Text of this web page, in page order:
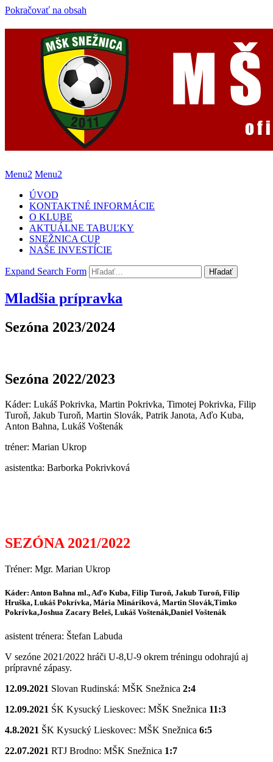
Pokračovať na obsah
Menu2 Menu2
ÚVOD
KONTAKTNÉ INFORMÁCIE
O KLUBE
AKTUÁLNE TABUĽKY
SNEŽNICA CUP
NAŠE INVESTÍCIE
Expand Search Form Hľadať
Mladšia prípravka
Sezóna 2023/2024
Sezóna 2022/2023
Káder: Lukáš Pokrivka, Martin Pokrivka, Timotej Pokrivka, Filip
Turoň, Jakub Turoň, Martin Slovák, Patrik Janota, Aďo Kuba,
Anton Bahna, Lukáš Voštenák
tréner: Marian Ukrop
asistentka: Barborka Pokrivková
SEZÓNA 2021/2022
Tréner: Mgr. Marian Ukrop
Káder: Anton Bahna ml., Aďo Kuba, Filip Turoň, Jakub Turoň, Filip
Hruška, Lukáš Pokrívka, Mária Mináriková, Martin Slovák,Timko
Pokrívka,Joshua Zacary Beleš, Lukáš Voštenák,Daniel Voštenák
asistent trénera: Štefan Labuda
V sezóne 2021/2022 hráči U-8,U-9 okrem tréningu odohrajú aj
prípravné zápasy.
12.09.2021 Slovan Rudinská: MŠK Snežnica 2:4
12.09.2021 ŚK Kysucký Lieskovec: MŠK Snežnica 11:3
4.8.2021 ŠK Kysucký Lieskovec: MŠK Snežnica 6:5
22.07.2021 RTJ Brodno: MŠK Snežnica 1:7